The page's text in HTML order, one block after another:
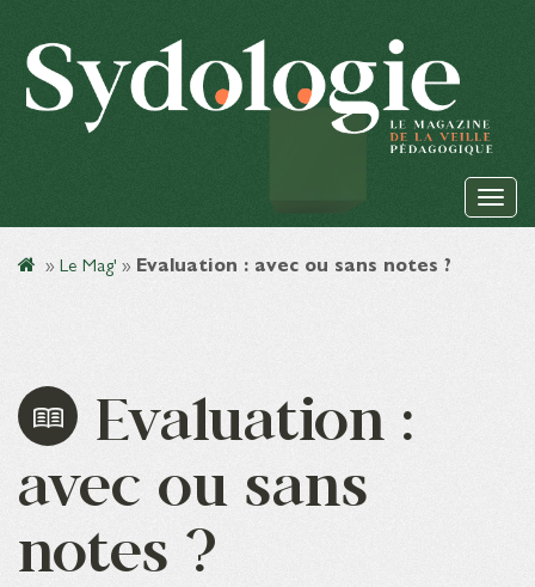
» Le Mag' » Evaluation : avec ou sans notes ?
Evaluation :
avec ou sans
notes ?